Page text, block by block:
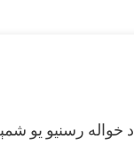
د خواله رسنیو یو